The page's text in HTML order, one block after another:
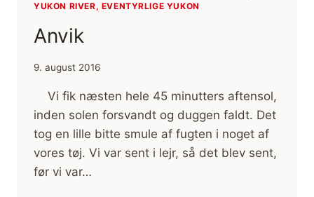
YUKON RIVER, EVENTYRLIGE YUKON
Anvik
9. august 2016
Vi fik næsten hele 45 minutters aftensol,
inden solen forsvandt og duggen faldt. Det
tog en lille bitte smule af fugten i noget af
vores tøj. Vi var sent i lejr, så det blev sent,
før vi var…